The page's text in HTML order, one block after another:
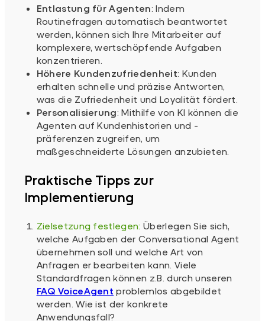
Entlastung für Agenten: Indem
Routinefragen automatisch beantwortet
werden, können sich Ihre Mitarbeiter auf
komplexere, wertschöpfende Aufgaben
konzentrieren.
Höhere Kundenzufriedenheit: Kunden
erhalten schnelle und präzise Antworten,
was die Zufriedenheit und Loyalität fördert.
Personalisierung: Mithilfe von KI können die
Agenten auf Kundenhistorien und -
präferenzen zugreifen, um
maßgeschneiderte Lösungen anzubieten.
Praktische Tipps zur
Implementierung
Zielsetzung festlegen: Überlegen Sie sich,
welche Aufgaben der Conversational Agent
übernehmen soll und welche Art von
Anfragen er bearbeiten kann. Viele
Standardfragen können z.B. durch unseren
FAQ VoiceAgent problemlos abgebildet
werden. Wie ist der konkrete
Anwendungsfall?